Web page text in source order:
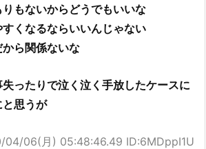
もないからどうでもいいな
くなるならいいんじゃない
ら関係ないな
ったりで泣く泣く手放したケースに
思うが
04/06(月) 05:48:46.49 ID:6MDppI1U